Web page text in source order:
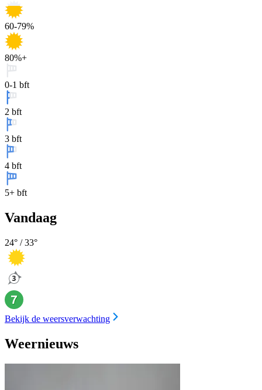
60-79%
80%+
0-1 bft
2 bft
3 bft
4 bft
5+ bft
Vandaag
24° /33°
Bekijk de weersverwachting
Weernieuws